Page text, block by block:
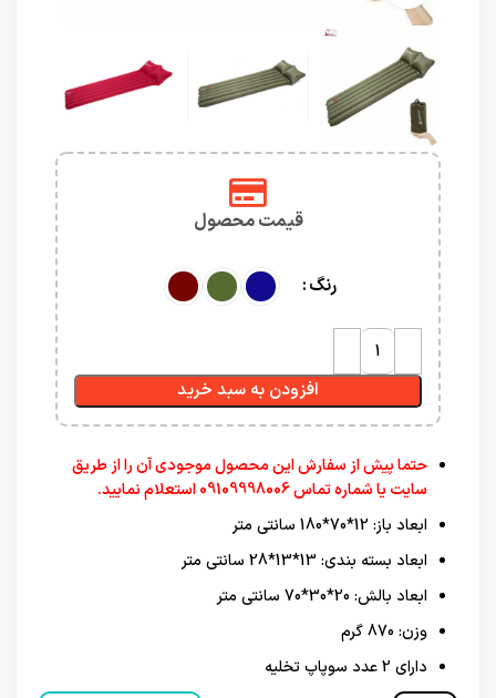
قیمت محصول
رنگ
افزودن به سبد خرید
حتما پیش از سفارش این محصول موجودی آن را از طریق
سایت یا شماره تماس 09109998006 استعلام نمایید.
ابعاد باز: 12*70*180 سانتی متر
ابعاد بسته بندی: 13*13*28 سانتی متر
ابعاد بالش: 20*30*70 سانتی متر
وزن: 870 گرم
دارای 2 عدد سوپاپ تخلیه